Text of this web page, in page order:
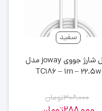
سفید
کابل شارژ جووی joway مدل
TC186 – 1m – 22.5w
308,000تومان